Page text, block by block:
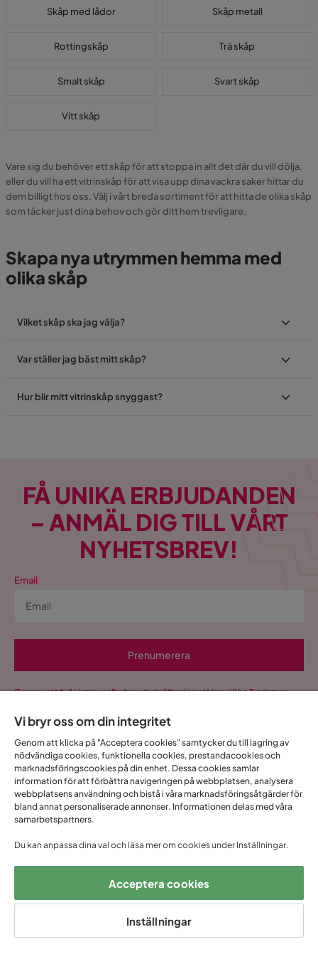
Skåp med lådor Skåp metall
Rottingskåp Trä skåp
Smalt skåp Svart skåp
Vitt skåp
Vare sig du behöver ett skåp för att stoppa in allt det där du vill dölja,
eller du vill ha ett vitrinskåp för att visa upp dina vackra saker hittar du
dem billigt hos oss. Välj i vårt breda sortiment för att hitta de olika skåp
som täcker just dina behov och gör ditt hem trevligare.
Skapa nya utrymmen hemma med
olika skåp
Vilket skåp ska jag välja?
Var ställer jag bäst mitt skåp?
Hur blir mitt vitrinskåp snyggast?
FÅ UNIKA ERBJUDANDEN
– ANMÄL DIG TILL VÅRT
NYHETSBREV!
Email
Prenumerera
Genom att fylla i min mailadress bekräftar jag att jag vill ha Trademax
personuppgifter för att kunna skicka marknadsföringsmaterial som
Ja, tack! Jag vill även skapa ett konto till Mina
sidor.
Allt detta och mycket mer:
•Dina köp samlade på ett ställe
•Kostnadsfritt och helt digitalt
1 års öppet
köp
Snabb
leverans
garanti
Vi bryr oss om din integritet
Genom att klicka på "Acceptera cookies" samtycker du till lagring av
nödvändiga cookies, funktionella cookies, prestandacookies och
marknadsföringscookies på din enhet. Dessa cookies samlar
information för att förbättra navigeringen på webbplatsen, analysera
webbplatsens användning och bistå i våra marknadsföringsåtgärder för
bland annat personaliserade annonser. Informationen delas med våra
samarbetspartners.
Du kan anpassa dina val och läsa mer om cookies under Inställningar.
Acceptera cookies
Inställningar